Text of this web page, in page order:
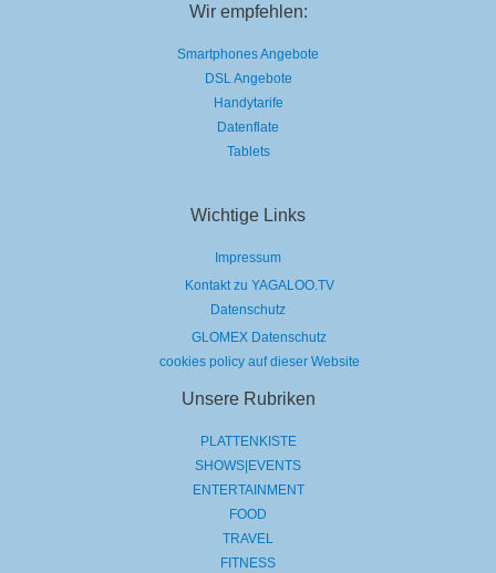
Wir empfehlen:
Smartphones Angebote
DSL Angebote
Handytarife
Datenflate
Tablets
Wichtige Links
Impressum
Kontakt zu YAGALOO.TV
Datenschutz
GLOMEX Datenschutz
cookies policy auf dieser Website
Unsere Rubriken
PLATTENKISTE
SHOWS|EVENTS
ENTERTAINMENT
FOOD
TRAVEL
FITNESS